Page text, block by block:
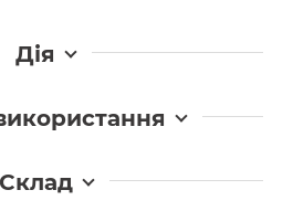
Дія
Склад